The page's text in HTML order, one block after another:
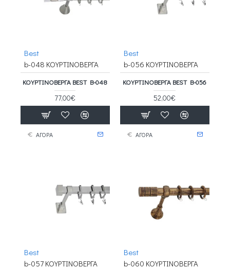
Best
b-048 ΚΟΥΡΤΙΝΟΒΕΡΓΑ
ΚΟΥΡΤΙΝΟΒΕΡΓΑ BEST B-048
77,00€
ΑΓΟΡΑ
Best
b-056 ΚΟΥΡΤΙΝΟΒΕΡΓΑ
ΚΟΥΡΤΙΝΟΒΕΡΓΑ BEST B-056
52,00€
ΑΓΟΡΑ
Best
b-057 ΚΟΥΡΤΙΝΟΒΕΡΓΑ
Best
b-060 ΚΟΥΡΤΙΝΟΒΕΡΓΑ